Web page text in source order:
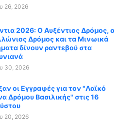
26, 2026
2026: Ο Αυξέντιος Δρόμος, ο
Δρόμος και τα Μινωικά
δίνουν ραντεβού στα
30, 2026
οι Εγγραφές για τον "Λαϊκό
Δρόμου Βασιλικής" στις 16
20, 2026